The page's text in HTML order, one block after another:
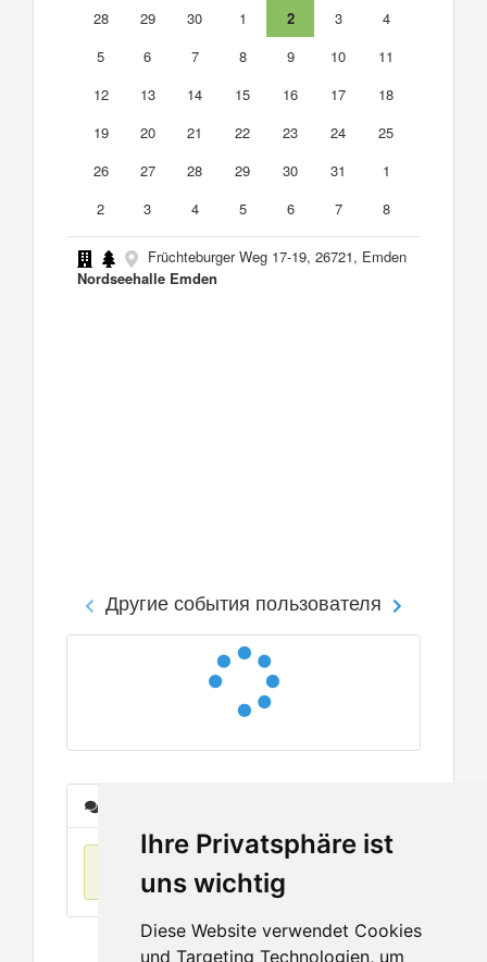
Ihre Privatsphäre ist
uns wichtig
Diese Website verwendet Cookies
und Targeting Technologien, um
28
29 30 1 2 3
4
5
6 7 8 9 10
11
12
13 14 15 16 17
18
19
20 21 22 23 24
25
26
27 28 29 30 31
1
2
3 4 5 6 7 8
Früchteburger Weg 17-19, 26721, Emden
Nordseehalle Emden
Другие события пользователя